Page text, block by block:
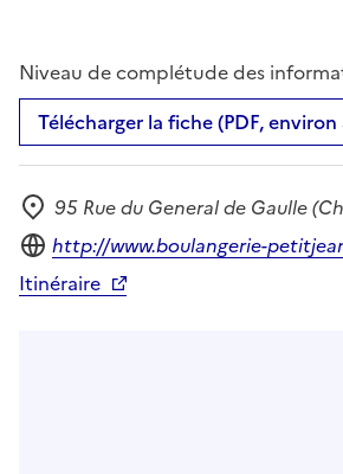
Niveau de complétude des
Télécharger la fiche (PDF,
Adresse
95 Rue du General de Gaulle
Site internet
http://www.boulangerie-
Itinéraire